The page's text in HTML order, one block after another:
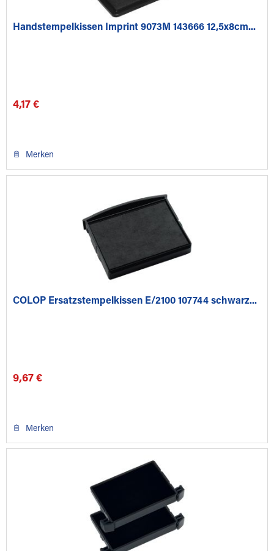
Handstempelkissen Imprint 9073M 143666 12,5x8cm...
4,17 €
Merken
COLOP Ersatzstempelkissen E/2100 107744 schwarz...
9,67 €
Merken